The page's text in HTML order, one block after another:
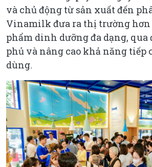
và chủ động từ sản xuất đến
Vinamilk đưa ra thị trường hơn
phẩm dinh dưỡng đa dạng, qua
phủ và nâng cao khả năng tiếp
dùng.